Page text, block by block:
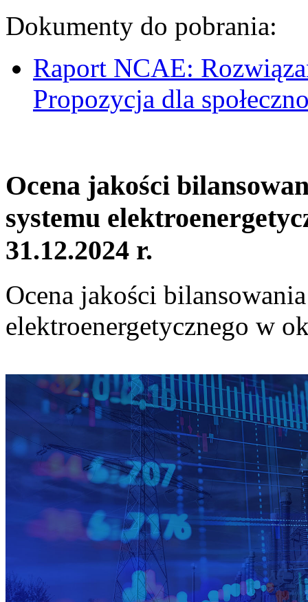
Dokumenty do pobrania:
Raport NCAE:
Propozycja dla
Ocena jakości
systemu
31.12.2024 r.
Ocena jakości
elektroenergetycznego w